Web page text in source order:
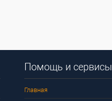
Помощь и сервисы
Главная